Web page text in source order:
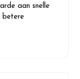
aan snelle
betere